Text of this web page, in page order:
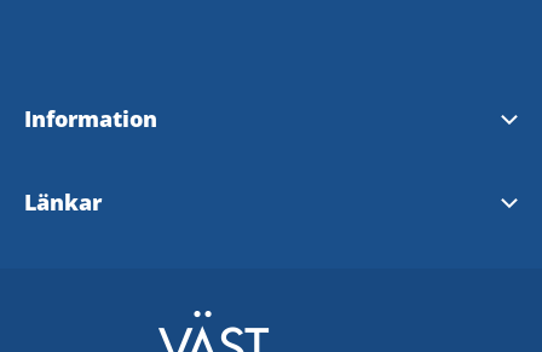
Information
Visit Tidaholm
Länkar